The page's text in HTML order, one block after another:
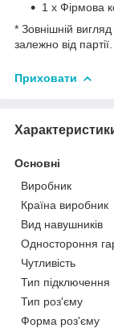
1 х Фірмова
* Зовнішній
залежно від партії.
Приховати
Основні
Виробник
Країна виробник
Вид навушників
Одностороння
Чутливість
Тип підключення
Тип роз'єму
Форма роз'єму